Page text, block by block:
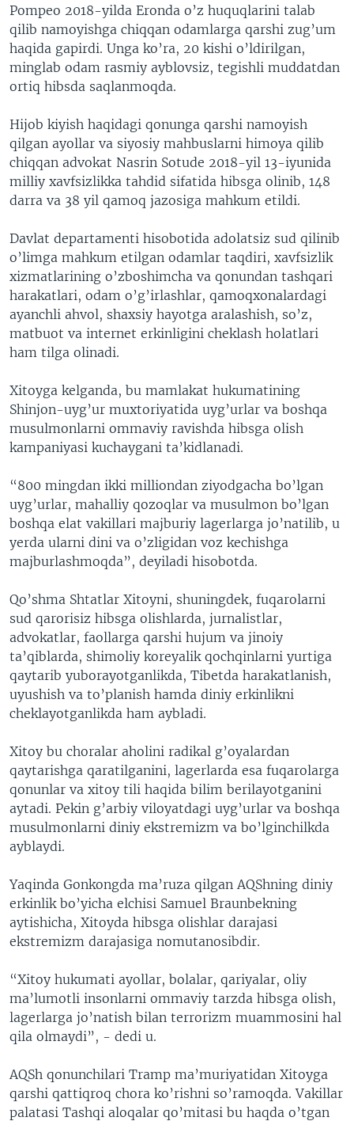
Pompeo 2018-yilda Eronda o’z huquqlarini talab
qilib namoyishga chiqqan odamlarga qarshi zug’um
haqida gapirdi. Unga ko’ra, 20 kishi o’ldirilgan,
minglab odam rasmiy ayblovsiz, tegishli muddatdan
ortiq hibsda saqlanmoqda.
Hijob kiyish haqidagi qonunga qarshi namoyish
qilgan ayollar va siyosiy mahbuslarni himoya qilib
chiqqan advokat Nasrin Sotude 2018-yil 13-iyunida
milliy xavfsizlikka tahdid sifatida hibsga olinib, 148
darra va 38 yil qamoq jazosiga mahkum etildi.
Davlat departamenti hisobotida adolatsiz sud qilinib
o’limga mahkum etilgan odamlar taqdiri, xavfsizlik
xizmatlarining o’zboshimcha va qonundan tashqari
harakatlari, odam o’g’irlashlar, qamoqxonalardagi
ayanchli ahvol, shaxsiy hayotga aralashish, so’z,
matbuot va internet erkinligini cheklash holatlari
ham tilga olinadi.
Xitoyga kelganda, bu mamlakat hukumatining
Shinjon-uyg’ur muxtoriyatida uyg’urlar va boshqa
musulmonlarni ommaviy ravishda hibsga olish
kampaniyasi kuchaygani ta’kidlanadi.
“800 mingdan ikki milliondan ziyodgacha bo’lgan
uyg’urlar, mahalliy qozoqlar va musulmon bo’lgan
boshqa elat vakillari majburiy lagerlarga jo’natilib, u
yerda ularni dini va o’zligidan voz kechishga
majburlashmoqda”, deyiladi hisobotda.
Qo’shma Shtatlar Xitoyni, shuningdek, fuqarolarni
sud qarorisiz hibsga olishlarda, jurnalistlar,
advokatlar, faollarga qarshi hujum va jinoiy
ta’qiblarda, shimoliy koreyalik qochqinlarni yurtiga
qaytarib yuborayotganlikda, Tibetda harakatlanish,
uyushish va to’planish hamda diniy erkinlikni
cheklayotganlikda ham aybladi.
Xitoy bu choralar aholini radikal g’oyalardan
qaytarishga qaratilganini, lagerlarda esa fuqarolarga
qonunlar va xitoy tili haqida bilim berilayotganini
aytadi. Pekin g’arbiy viloyatdagi uyg’urlar va boshqa
musulmonlarni diniy ekstremizm va bo’lginchilkda
ayblaydi.
Yaqinda Gonkongda ma’ruza qilgan AQShning diniy
erkinlik bo’yicha elchisi Samuel Braunbekning
aytishicha, Xitoyda hibsga olishlar darajasi
ekstremizm darajasiga nomutanosibdir.
“Xitoy hukumati ayollar, bolalar, qariyalar, oliy
ma’lumotli insonlarni ommaviy tarzda hibsga olish,
lagerlarga jo’natish bilan terrorizm muammosini hal
qila olmaydi”, - dedi u.
AQSh qonunchilari Tramp ma’muriyatidan Xitoyga
qarshi qattiqroq chora ko’rishni so’ramoqda. Vakillar
palatasi Tashqi aloqalar qo’mitasi bu haqda o’tgan